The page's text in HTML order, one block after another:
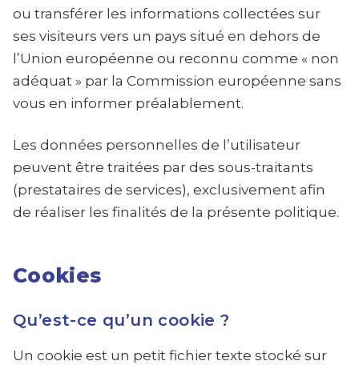
ou transférer les informations collectées sur
ses visiteurs vers un pays situé en dehors de
l’Union européenne ou reconnu comme « non
adéquat » par la Commission européenne sans
vous en informer préalablement.
Les données personnelles de l’utilisateur
peuvent être traitées par des sous-traitants
(prestataires de services), exclusivement afin
de réaliser les finalités de la présente politique.
Cookies
Qu’est-ce qu’un cookie ?
Un cookie est un petit fichier texte stocké sur